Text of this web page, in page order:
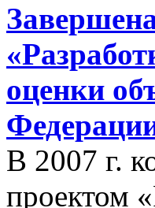
оценки
В 2007 г.
проектом